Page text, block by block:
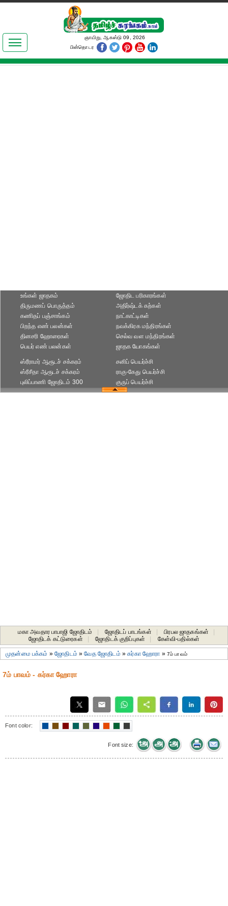
இலக்கியங்கள்
தமிழ் உலகம்
ஞாயிறு, ஆகஸ்டு 09, 2026
பின்தொடர
உங்கள் ஜாதகம்
திருமணப் பொருத்தம்
கணிதப் பஞ்சாங்கம்
ஜோதிட ப‌ரிகார‌ங்க‌ள்
அதிர்ஷ்டக் கற்கள்
நாட்காட்டிகள்
பிறந்த எண் பலன்கள்
தினசரி ஹோரைகள்
பெயர் எண் பலன்கள்
நவக்கிரக மந்திரங்கள்
செல்வ வள மந்திரங்கள்
ஜாதக யோகங்கள்
ஸ்ரீராமர் ஆரூடச் சக்கரம்
ஸ்ரீசீதா ஆரூடச் சக்கரம்
புலிப்பாணி ஜோதிடம் 300
சனிப் பெயர்ச்சி
ராகு-கேது பெயர்ச்சி
குருப் பெயர்ச்சி
மகா அவதார பாபாஜி ஜோதிடம் ஜோதிடப் பாடங்கள் பிரபல ஜாதகங்கள்
ஜோதிடக் கட்டுரைகள்
ஜோதிடக் குறிப்புகள் கேள்வி-பதில்கள்
முதன்மை பக்கம் »ஜோதிடம் »வேத ஜோதிடம் »கர்கா ஹோரா » 7ம் பாவம்
7ம் பாவம் - கர்கா ஹோரா
Font color:
Font size: